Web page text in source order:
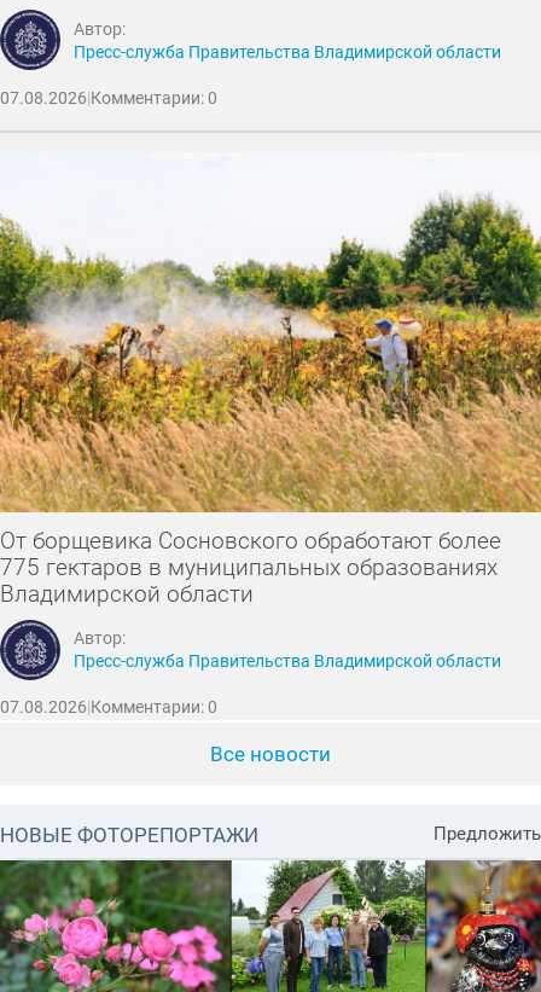
Автор:
Пресс-служба Правительства Владимирской области
07.08.2026|Комментарии: 0
От борщевика Сосновского обработают более
775 гектаров в муниципальных образованиях
Владимирской области
Автор:
Пресс-служба Правительства Владимирской области
07.08.2026|Комментарии: 0
Все новости
НОВЫЕ ФОТОРЕПОРТАЖИ Предложить